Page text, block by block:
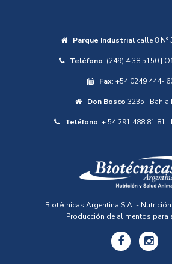
Parque Industrialcalle 8 N°
Teléfono: (249) 4 38 5150 |
Fax: +54 0249 444-
Don Bosco 3235 | Bahia
Teléfono: + 54 291 488 81 81
Biotécnicas Argentina S.A. -
Producción de alimentos para